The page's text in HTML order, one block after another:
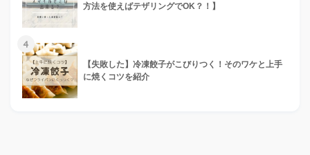
方法を使えばテザリングでOK？！】
4
【失敗した】冷凍餃子がこびりつく！そのワケと上手
に焼くコツを紹介